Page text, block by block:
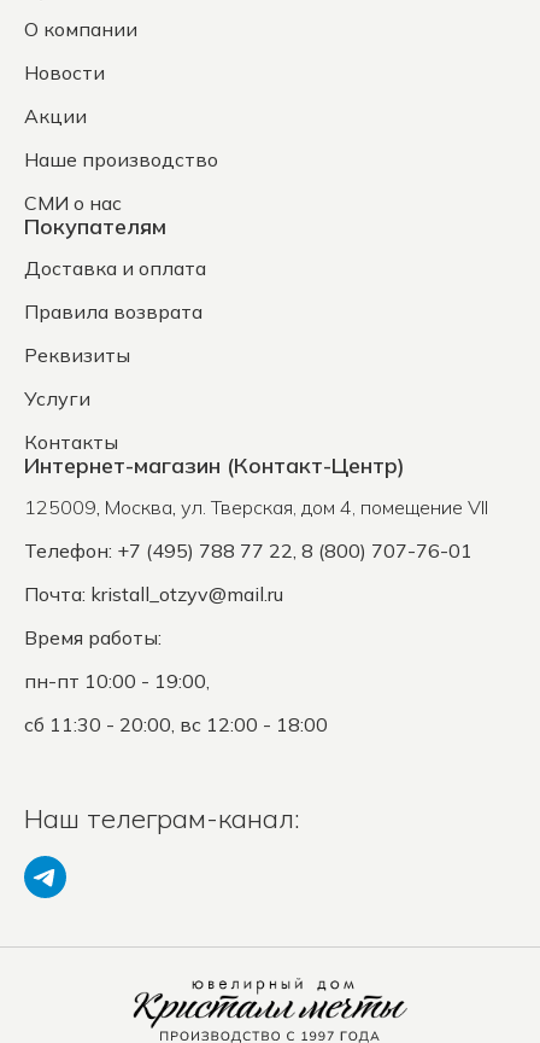
О компании
Новости
Акции
Наше производство
СМИ о нас
Покупателям
Доставка и оплата
Правила возврата
Реквизиты
Услуги
Контакты
Интернет-магазин (Контакт-Центр)
125009, Москва, ул. Тверская, дом 4, помещение VII
Телефон: +7 (495) 788 77 22, 8 (800) 707-76-01
Почта: kristall_otzyv@mail.ru
Время работы:
пн-пт 10:00 - 19:00,
сб 11:30 - 20:00, вс 12:00 - 18:00
Наш телеграм-канал: